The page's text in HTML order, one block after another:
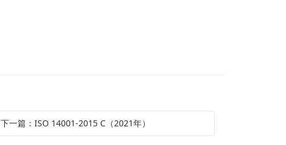
下一篇：ISO 14001-2015 C（2021年）